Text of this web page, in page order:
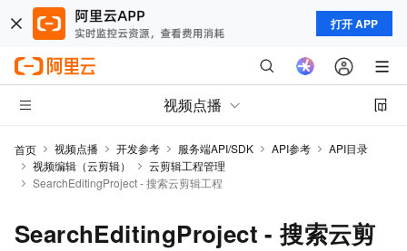
打开 APP
视频点播
首页 视频点播 开发参考 服务端API/SDK API参考
API目录
视频编辑（云剪辑）
云剪辑工程管理
SearchEditingProject - 搜索云剪辑工程
SearchEditingProject - 搜索云剪